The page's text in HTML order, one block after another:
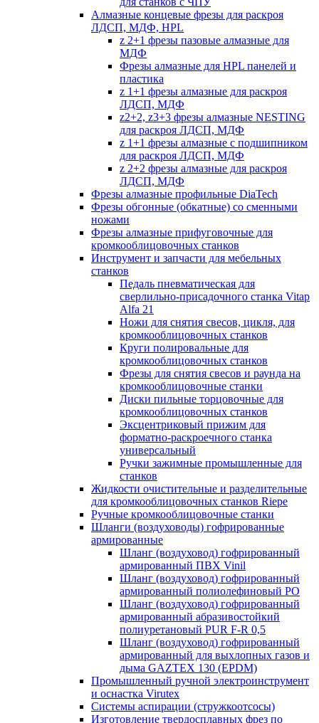
Алмазные концевые фрезы для раскроя
ЛДСП, МДФ, HPL
z 2+1 фрезы пазовые алмазные для
МДФ
Фрезы алмазные для HPL панелей и
пластика
z 1+1 фрезы алмазные для раскроя
ЛДСП, МДФ
z2+2, z3+3 фрезы алмазные NESTING
для раскроя ЛДСП, МДФ
z 1+1 фрезы алмазные с подшипником
для раскроя ЛДСП, МДФ
z 2+2 фрезы алмазные для раскроя
ЛДСП, МДФ
Фрезы алмазные профильные DiaTech
Фрезы обгонные (обкатные) со сменными
ножами
Фрезы алмазные прифуговочные для
кромкооблицовочных станков
Инструмент и запчасти для мебельных
станков
Педаль пневматическая для
сверлильно-присадочного станка Vitap
Alfa 21
Ножи для снятия свесов, цикля, для
кромкооблицовочных станков
Круги полировальные для
кромкооблицовочных станков
Фрезы для снятия свесов и раунда на
кромкооблицовочные станки
Диски пильные торцовочные для
кромкооблицовочных станков
Эксцентриковый прижим для
форматно-раскроечного станка
универсальный
Ручки зажимные промышленные для
станков
Жидкости очистительные и разделительные
для кромкооблицовочных станков Riepe
Ручные кромкооблицовочные станки
Шланги (воздуховоды) гофрированные
армированные
Шланг (воздуховод) гофрированный
армированный ПВХ Vinil
Шланг (воздуховод) гофрированный
армированный полиолефиновый PO
Шланг (воздуховод) гофрированный
армированный абразивостойкий
полиуретановый PUR F-R 0,5
Шланг (воздуховод) гофрированный
армированный для выхлопных газов и
дыма GAZTEX 130 (EPDM)
Промышленный ручной электроинструмент
и оснастка Virutex
Системы аспирации (стружкоотсосы)
Изготовление твердосплавных фрез по